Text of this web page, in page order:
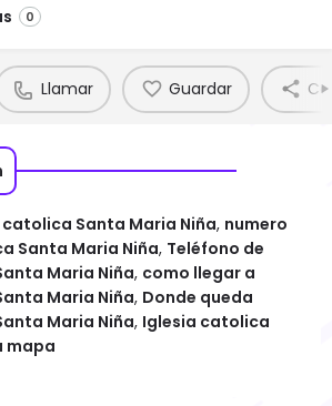
0
Llamar Guardar
Santa Maria Niña, numero
Santa Maria Niña, Teléfono de
Maria Niña, como llegar a
Maria Niña, Donde queda
Maria Niña, Iglesia catolica
mapa